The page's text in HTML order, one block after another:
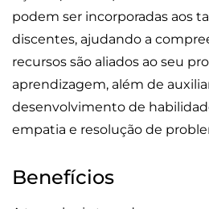
podem ser incorporadas aos
discentes, ajudando a
recursos são aliados ao seu
aprendizagem, além de
desenvolvimento de
empatia e resolução de
Benefícios